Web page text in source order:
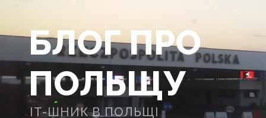
БЛОГ ПРО
ПОЛЬЩУ
IT-ШНИК В ПОЛЬЩІ